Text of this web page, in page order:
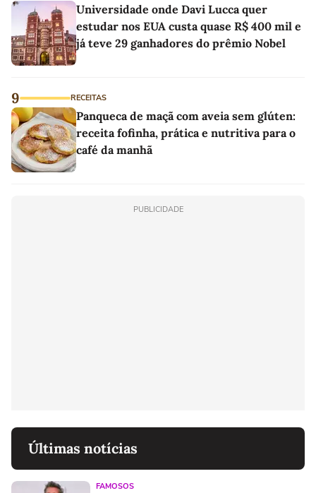
Universidade onde Davi Lucca quer
estudar nos EUA custa quase R$ 400 mil e
já teve 29 ganhadores do prêmio Nobel
9 RECEITAS
Panqueca de maçã com aveia sem glúten:
receita fofinha, prática e nutritiva para o
café da manhã
PUBLICIDADE
Últimas notícias
FAMOSOS